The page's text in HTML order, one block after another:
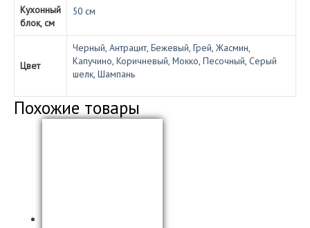
Кухонный
блок, см
50 см
Цвет
Черный, Антрацит, Бежевый, Грей, Жасмин,
Капучино, Коричневый, Мокко, Песочный, Серый
шелк, Шампань
Похожие товары